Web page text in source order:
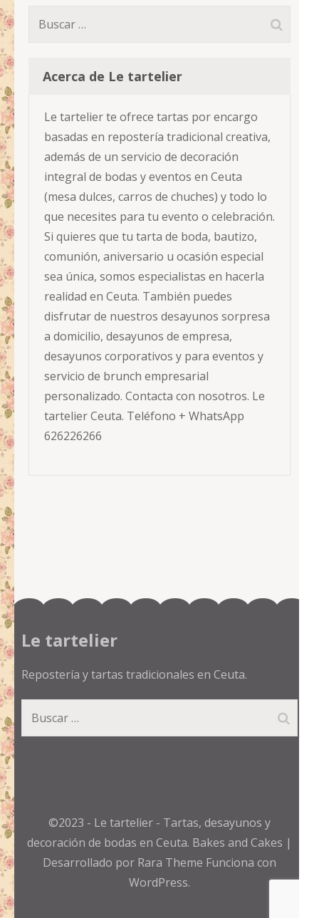
Buscar:
Acerca de Le tartelier
Le tartelier te ofrece tartas por encargo
basadas en repostería tradicional creativa,
además de un servicio de decoración
integral de bodas y eventos en Ceuta
(mesa dulces, carros de chuches) y todo lo
que necesites para tu evento o celebración.
Si quieres que tu tarta de boda, bautizo,
comunión, aniversario u ocasión especial
sea única, somos especialistas en hacerla
realidad en Ceuta. También puedes
disfrutar de nuestros desayunos sorpresa
a domicilio, desayunos de empresa,
desayunos corporativos y para eventos y
servicio de brunch empresarial
personalizado. Contacta con nosotros. Le
tartelier Ceuta. Teléfono + WhatsApp
626226266
Le tartelier
Repostería y tartas tradicionales en Ceuta.
Buscar:
©2023 - Le tartelier - Tartas, desayunos y
decoración de bodas en Ceuta. Bakes and Cakes |
Desarrollado por Rara Theme Funciona con
WordPress.